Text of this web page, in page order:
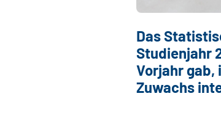
Das
Studienjahr
Vorjahr gab,
Zuwachs